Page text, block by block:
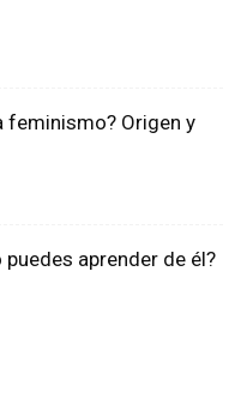
feminismo? Origen y
aprender de él?